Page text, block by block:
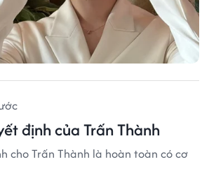
định của Trấn Thành
cho Trấn Thành là hoàn toàn có cơ